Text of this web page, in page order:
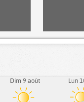
Dim 9 août Lun